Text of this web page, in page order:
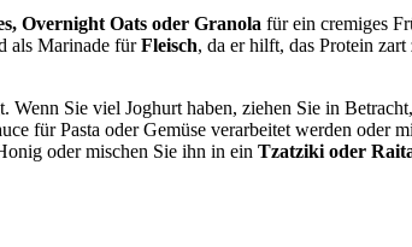
Overnight Oats oder Granola für ein cremiges
als Marinade fürFleisch, da er hilft, das Protein zart
Sie viel Joghurt haben, ziehen Sie in
für Pasta oder Gemüse verarbeitet werden oder
oder mischen Sie ihn in ein Tzatziki oder